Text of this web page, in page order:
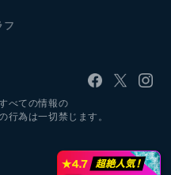
フ
べての情報の
行為は一切禁じます。